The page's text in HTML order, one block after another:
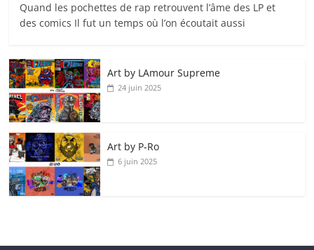
Quand les pochettes de rap retrouvent l’âme des LP et
des comics Il fut un temps où l’on écoutait aussi
Art by LAmour Supreme
24 juin 2025
Art by P‑Ro
6 juin 2025